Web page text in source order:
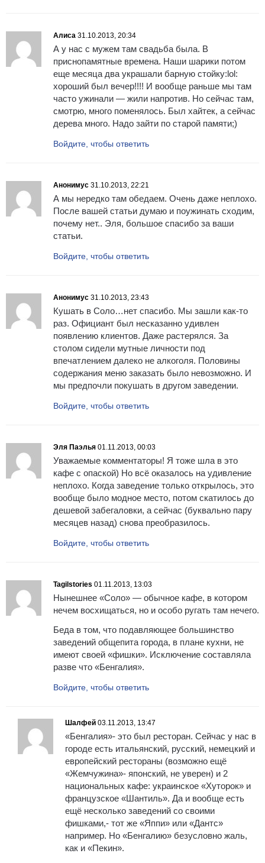
Алиса 31.10.2013, 20:34
А у нас с мужем там свадьба была. В
приснопамятные времена. Наши шарики потом
еще месяца два украшали барную стойку:lol:
хороший был вечер!!!! И вообще раньше мы там
часто ужинали — жили напротив. Но сейчас там,
смотрю, много поменялось. Был хайтек, а сейчас
дерева много. Надо зайти по старой памяти;)
Войдите, чтобы ответить
Анонимус 31.10.2013, 22:21
А мы нередко там обедаем. Очень даже неплохо.
После вашей статьи думаю и поужинать сходим,
почему нет.. Эля, большое спасибо за ваши
статьи.
Войдите, чтобы ответить
Анонимус 31.10.2013, 23:43
Кушать в Соло…нет спасибо. Мы зашли как-то
раз. Официант был несказанно удивлен
появлению клиентов. Даже растерялся. За
столом сидели мутные личности под
впечатлением далеко не алкоголя. Половины
содержания меню заказать было невозможно. И
мы предпочли покушать в другом заведении.
Войдите, чтобы ответить
Эля Паэлья 01.11.2013, 00:03
Уважаемые комментаторы! Я тоже шла в это
кафе с опаской) Но всё оказалось на удивление
неплохо. Когда заведение только открылось, это
вообще было модное место, потом скатилось до
дешевой забегаловки, а сейчас (буквально пару
месяцев назад) снова преобразилось.
Войдите, чтобы ответить
Tagilstories 01.11.2013, 13:03
Нынешнее «Соло» — обычное кафе, в котором
нечем восхищаться, но и особо ругать там нечего.
Беда в том, что подавляющее большинство
заведений общепита города, в плане кухни, не
имеют своей «фишки». Исключение составляла
разве что «Бенгалия».
Войдите, чтобы ответить
Шалфей 03.11.2013, 13:47
«Бенгалия»- это был ресторан. Сейчас у нас в
городе есть итальянский, русский, немецкий и
европейский рестораны (возможно ещё
«Жемчужина»- японский, не уверен) и 2
национальных кафе: украинское «Хуторок» и
французское «Шантиль». Да и вообще есть
ещё несколько заведений со своими
фишками,- тот же «Яппи» или «Дантс»
например. Но «Бенгалию» безусловно жаль,
как и «Пекин».